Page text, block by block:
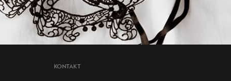
KONTAKT